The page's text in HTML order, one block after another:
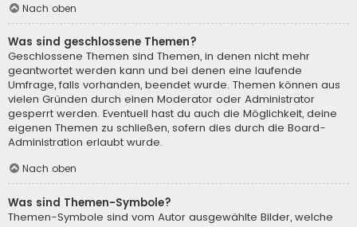
Nach oben
Was sind geschlossene Themen?
Geschlossene Themen sind Themen, in denen nicht mehr
geantwortet werden kann und bei denen eine laufende
Umfrage, falls vorhanden, beendet wurde. Themen können aus
vielen Gründen durch einen Moderator oder Administrator
gesperrt werden. Eventuell hast du auch die Möglichkeit, deine
eigenen Themen zu schließen, sofern dies durch die Board-
Administration erlaubt wurde.
Nach oben
Was sind Themen-Symbole?
Themen-Symbole sind vom Autor ausgewählte Bilder, welche